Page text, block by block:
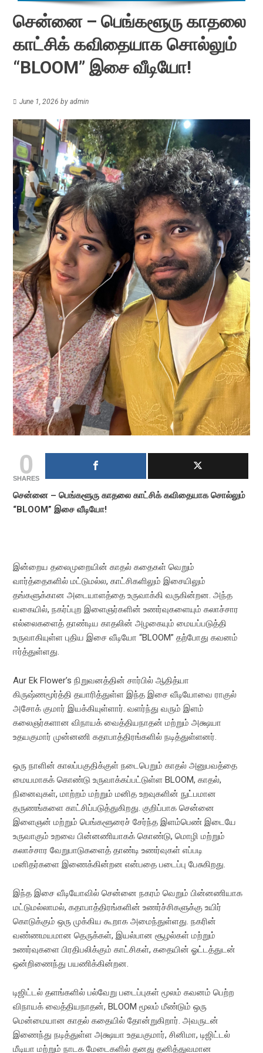
சென்னை – பெங்களூரு காதலை
காட்சிக் கவிதையாக சொல்லும்
“BLOOM” இசை வீடியோ!
June 1, 2026 byadmin
0
SHARES
சென்னை – பெங்களூரு காதலை காட்சிக் கவிதையாக சொல்லும்
“BLOOM” இசை வீடியோ!
இன்றைய தலைமுறையின் காதல் கதைகள் வெறும்
வார்த்தைகளில் மட்டுமல்ல, காட்சிகளிலும் இசையிலும்
தங்களுக்கான அடையாளத்தை உருவாக்கி வருகின்றன. அந்த
வகையில், நகர்ப்புற இளைஞர்களின் உணர்வுகளையும் கலாச்சார
எல்லைகளைத் தாண்டிய காதலின் அழகையும் மையப்படுத்தி
உருவாகியுள்ள புதிய இசை வீடியோ “BLOOM” தற்போது கவனம்
ஈர்த்துள்ளது.
Aur Ek Flower’s நிறுவனத்தின் சார்பில் ஆதித்யா
கிருஷ்ணமூர்த்தி தயாரித்துள்ள இந்த இசை வீடியோவை ராகுல்
அசோக் குமார் இயக்கியுள்ளார். வளர்ந்து வரும் இளம்
கலைஞர்களான விநாயக் வைத்தியநாதன் மற்றும் அக்ஷயா
உதயகுமார் முன்னணி கதாபாத்திரங்களில் நடித்துள்ளனர்.
ஒரு நாளின் காலப்பகுதிக்குள் நடைபெறும் காதல் அனுபவத்தை
மையமாகக் கொண்டு உருவாக்கப்பட்டுள்ள BLOOM, காதல்,
நினைவுகள், மாற்றம் மற்றும் மனித உறவுகளின் நுட்பமான
தருணங்களை காட்சிப்படுத்துகிறது. குறிப்பாக சென்னை
இளைஞன் மற்றும் பெங்களூரைச் சேர்ந்த இளம்பெண் இடையே
உருவாகும் உறவை பின்னணியாகக் கொண்டு, மொழி மற்றும்
கலாச்சார வேறுபாடுகளைத் தாண்டி உணர்வுகள் எப்படி
மனிதர்களை இணைக்கின்றன என்பதை படைப்பு பேசுகிறது.
இந்த இசை வீடியோவில் சென்னை நகரம் வெறும் பின்னணியாக
மட்டுமல்லாமல், கதாபாத்திரங்களின் உணர்ச்சிகளுக்கு உயிர்
கொடுக்கும் ஒரு முக்கிய கூறாக அமைந்துள்ளது. நகரின்
வண்ணமயமான தெருக்கள், இயல்பான சூழல்கள் மற்றும்
உணர்வுகளை பிரதிபலிக்கும் காட்சிகள், கதையின் ஓட்டத்துடன்
ஒன்றிணைந்து பயணிக்கின்றன.
டிஜிட்டல் தளங்களில் பல்வேறு படைப்புகள் மூலம் கவனம் பெற்ற
விநாயக் வைத்தியநாதன், BLOOM மூலம் மீண்டும் ஒரு
மென்மையான காதல் கதையில் தோன்றுகிறார். அவருடன்
இணைந்து நடித்துள்ள அக்ஷயா உதயகுமார், சினிமா, டிஜிட்டல்
மீடியா மற்றும் நாடக மேடைகளில் தனது தனித்துவமான